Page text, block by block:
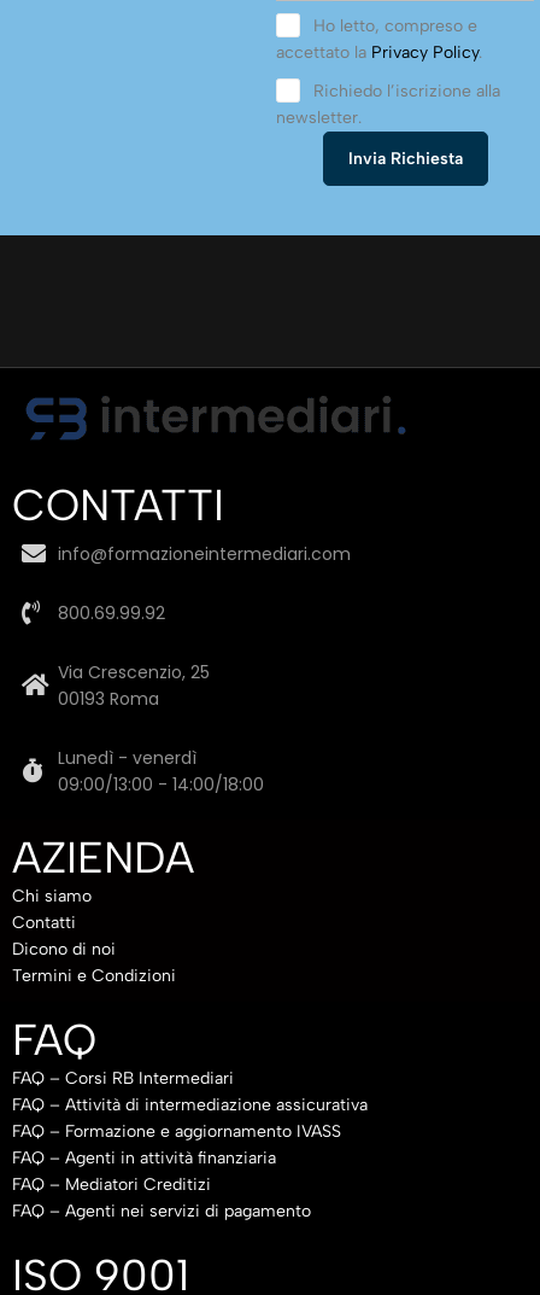
Ho letto, compreso e
accettato la Privacy Policy.
Richiedo l’iscrizione alla
newsletter.
CONTATTI
info@formazioneintermediari.com
800.69.99.92
Via Crescenzio, 25
00193 Roma
Lunedì - venerdì
09:00/13:00 - 14:00/18:00
AZIENDA
Chi siamo
Contatti
Dicono di noi
Termini e Condizioni
FAQ
FAQ – Corsi RB Intermediari
FAQ – Attività di intermediazione assicurativa
FAQ – Formazione e aggiornamento IVASS
FAQ – Agenti in attività finanziaria
FAQ – Mediatori Creditizi
FAQ – Agenti nei servizi di pagamento
ISO 9001